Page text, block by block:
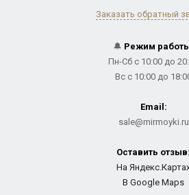
Заказать обратный
🔔 Режим
Пн-Сб с 10:00 до
Вс с 10:00 до
Email:
sale@mirmoyki.ru
Оставить отзыв:
На
В Google Maps